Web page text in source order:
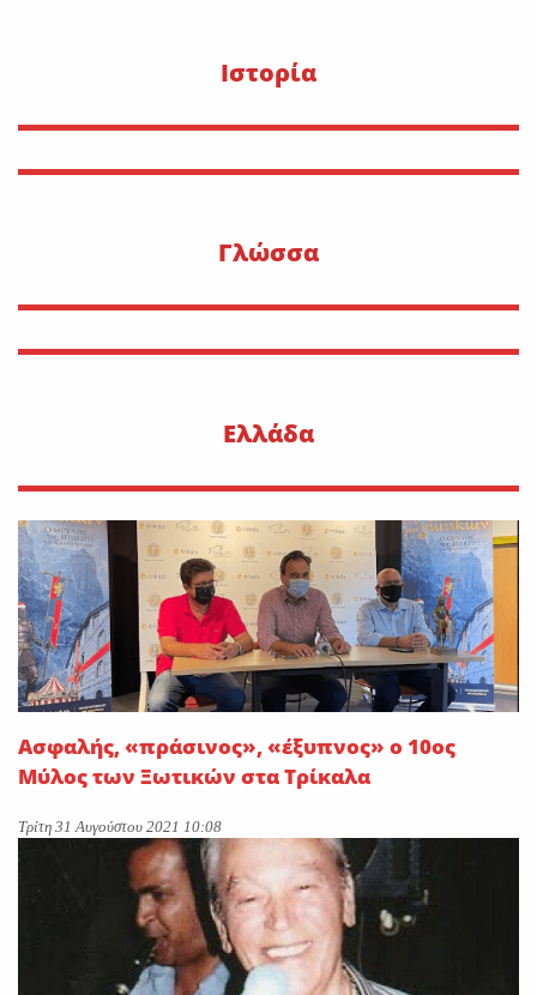
Ιστορία
Γλώσσα
Ελλάδα
Ασφαλής, «πράσινος», «έξυπνος» ο 10ος
Μύλος των Ξωτικών στα Τρίκαλα
Τρίτη 31 Αυγούστου 2021 10:08